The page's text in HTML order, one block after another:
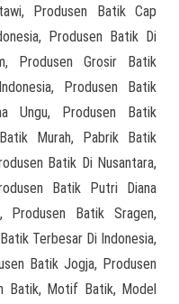
Produsen Batik Cap
Produsen Batik Di
Produsen Grosir Batik
Produsen Batik
Ungu, Produsen Batik
Murah, Pabrik Batik
Batik Di Nusantara,
Batik Putri Diana
Produsen Batik Sragen,
Terbesar Di Indonesia,
Batik Jogja, Produsen
Batik, Motif Batik, Model